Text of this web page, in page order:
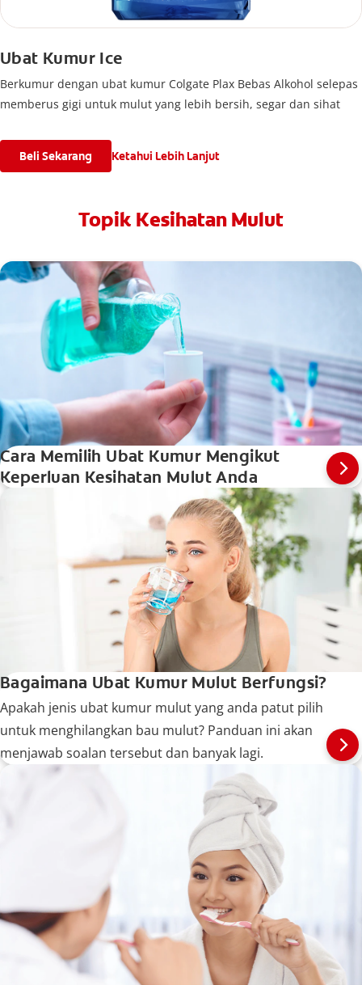
Ubat Kumur Ice
Berkumur dengan ubat kumur Colgate Plax Bebas Alkohol selepas
memberus gigi untuk mulut yang lebih bersih, segar dan sihat
Beli Sekarang Ketahui Lebih Lanjut
Topik Kesihatan Mulut
Cara Memilih Ubat Kumur Mengikut
Keperluan Kesihatan Mulut Anda
Bagaimana Ubat Kumur Mulut Berfungsi?
Apakah jenis ubat kumur mulut yang anda patut pilih
untuk menghilangkan bau mulut? Panduan ini akan
menjawab soalan tersebut dan banyak lagi.